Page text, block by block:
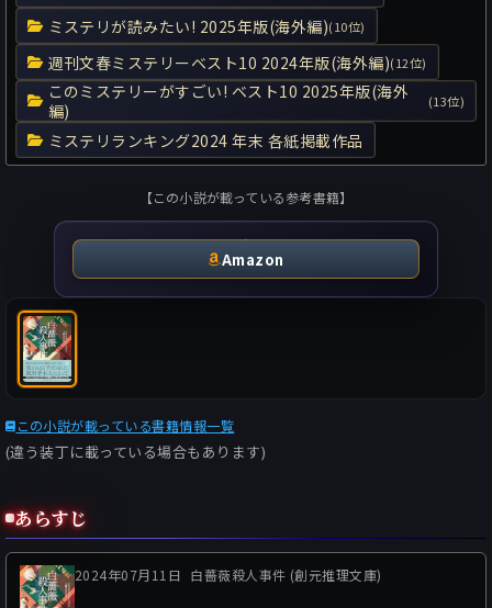
ミステリが読みたい! 2025年版(海外編)(10位)
週刊文春ミステリーベスト10 2024年版(海外編)(12位)
このミステリーがすごい! ベスト10 2025年版(海外
編)
(13位)
ミステリランキング2024 年末 各紙掲載作品
【この小説が載っている参考書籍】
Amazon
この小説が載っている書籍情報一覧
(違う装丁に載っている場合もあります)
あらすじ
2024年07月11日 白薔薇殺人事件 (創元推理文庫)